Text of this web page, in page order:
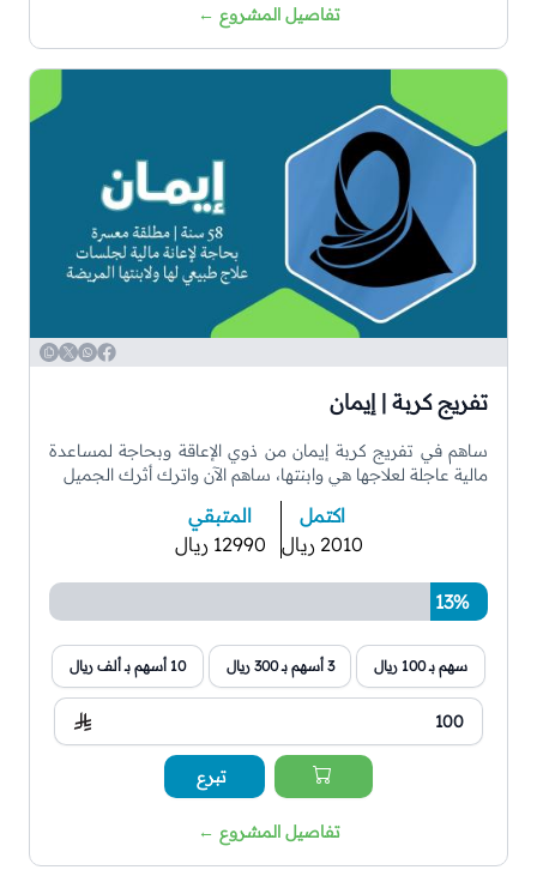
تفاصيل المشروع ←
Facebook
WhatsApp
Twitter
Copy
تفريج كربة | إيمان
ساهم في تفريج كربة إيمان من ذوي الإعاقة وبحاجة لمساعدة
مالية عاجلة لعلاجها هي وابنتها، ساهم الآن واترك أثرك الجميل
اكتمل
2010 ريال
المتبقي
12990 ريال
13%
سهم بـ 100 ريال 3 أسهم بـ 300 ريال 10 أسهم بـ ألف ريال
تبرع
تفاصيل المشروع ←